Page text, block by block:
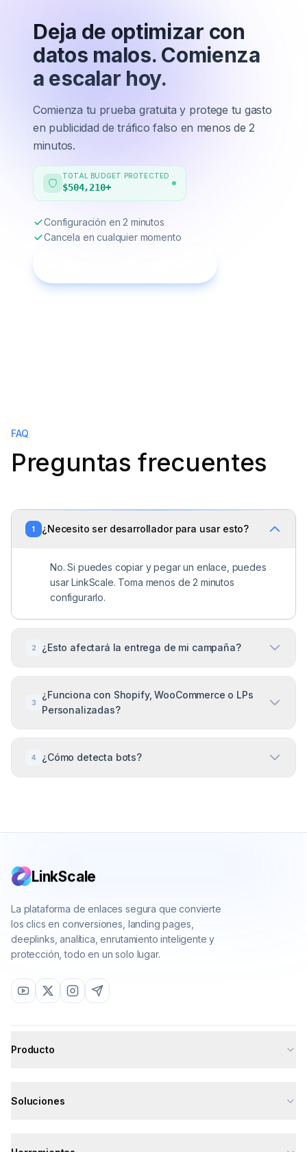
Deja de optimizar con
datos malos. Comienza
a escalar hoy.
Comienza tu prueba gratuita y protege tu gasto
en publicidad de tráfico falso en menos de 2
minutos.
TOTAL BUDGET PROTECTED
$504,210+
Configuración en 2 minutos
Cancela en cualquier momento
FAQ
Preguntas frecuentes
1 ¿Necesito ser desarrollador para usar esto?
No. Si puedes copiar y pegar un enlace, puedes
usar LinkScale. Toma menos de 2 minutos
configurarlo.
2 ¿Esto afectará la entrega de mi campaña?
ayudas al algoritmo de la plataforma de anuncios a
enfocarse en usuarios que son más propensos a
convertir.
3
¿Funciona con Shopify, WooCommerce o LPs
Personalizadas?
es compatible con cualquier sitio web, página de
destino o plataforma de comercio electrónico.
4 ¿Cómo detecta bots?
LinkScale
La plataforma de enlaces segura que convierte
los clics en conversiones, landing pages,
deeplinks, analítica, enrutamiento inteligente y
protección, todo en un solo lugar.
Producto
Deeplinks
Soluciones